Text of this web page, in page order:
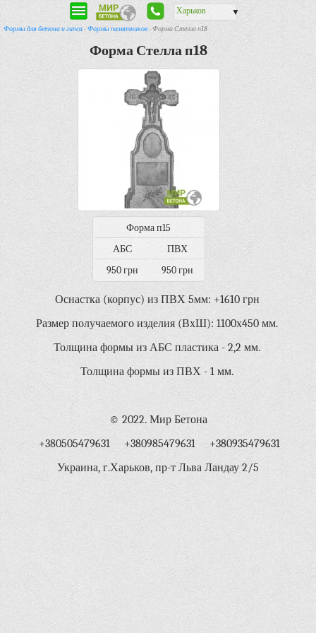
Харьков ▼
Формы для бетона и гипса-Формы памятников- Форма Стелла п18
Форма Стелла п18
Форма п15
АБС
ПВХ
950 грн
950 грн
Оснастка (корпус) из ПВХ 5мм: +1610 грн
Размер получаемого изделия (ВхШ): 1100х450 мм.
Толщина формы из АБС пластика - 2,2 мм.
Толщина формы из ПВХ - 1 мм.
© 2022. Мир Бетона
+380505479631 +380985479631 +380935479631
Украина, г.Харьков, пр-т Льва Ландау 2/5